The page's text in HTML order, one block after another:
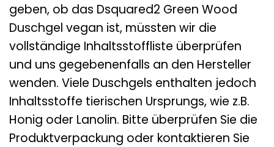
geben, ob das Dsquared2 Green Wood
Duschgel vegan ist, müssten wir die
vollständige Inhaltsstoffliste überprüfen
und uns gegebenenfalls an den Hersteller
wenden. Viele Duschgels enthalten jedoch
Inhaltsstoffe tierischen Ursprungs, wie z.B.
Honig oder Lanolin. Bitte überprüfen Sie die
Produktverpackung oder kontaktieren Sie